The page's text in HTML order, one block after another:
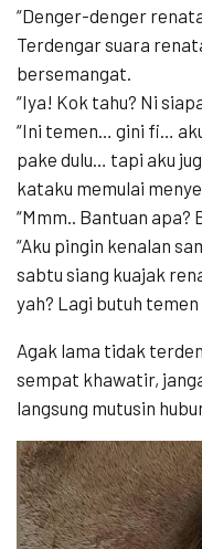
“Denger-denger
Terdengar suara
bersemangat.
“Iya! Kok tahu? Ni
“Ini temen… gini fi…
pake dulu… tapi aku
kataku memulai
“Mmm.. Bantuan apa?
“Aku pingin kenalan
sabtu siang kuajak
yah? Lagi butuh
Agak lama tidak
sempat khawatir,
langsung mutusin